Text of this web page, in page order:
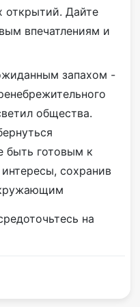
открытий. Дайте
впечатлениям и
запахом -
общества.
быть готовым к
сохранив
на